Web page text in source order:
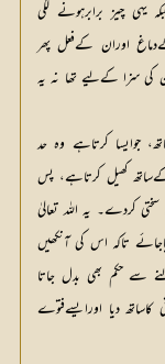
یہی چیز برابرہونے لگی
اوران کےفعل پھر
کی سزا کےلیے تھا نہ یہ
کرتاہے وہ حد
کھیل کرتاہے، پس
کردے۔ یہ اللہ تعالیٰ
تاکہ اس کی آنکھیں
سے حکم بھی بدل جاتا
دیا اورایسےفتوے